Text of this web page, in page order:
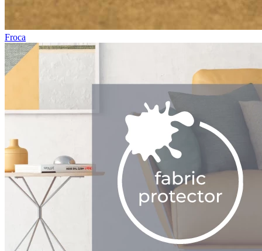
Froca